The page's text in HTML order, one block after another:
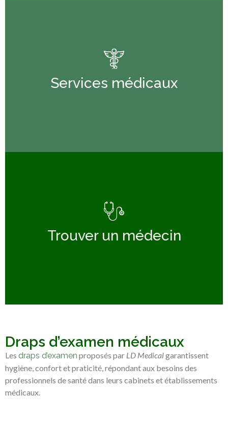
Services médicaux
Services médicaux
Trouver un médecin
Départements
Draps d’examen médicaux
Les draps d’examen proposés par LD Medicalgarantissent
hygiène, confort et praticité, répondant aux besoins des
professionnels de santé dans leurs cabinets et établissements
médicaux.